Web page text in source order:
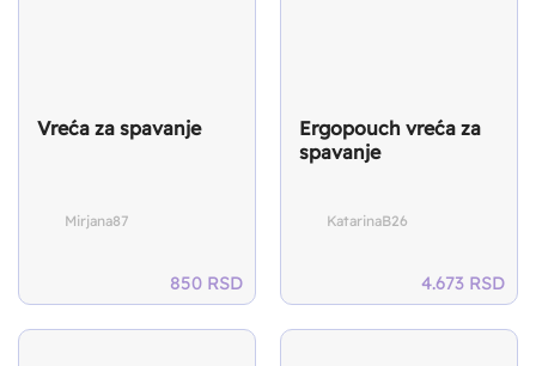
Vreća za spavanje
Mirjana87
850 RSD
Ergopouch vreća za
spavanje
KatarinaB26
4.673 RSD